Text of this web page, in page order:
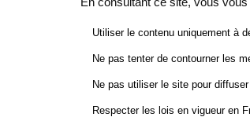
Utiliser le contenu uniquement à
Ne pas tenter de contourner les
Ne pas utiliser le site pour
Respecter les lois en vigueur en